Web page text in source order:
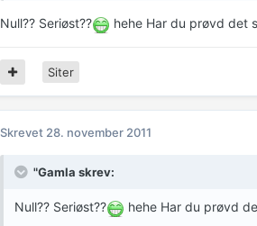
Null?? Seriøst?? hehe Har du prøvd det
Siter
Skrevet 28. november 2011
"Gamla skrev:
Null?? Seriøst?? hehe Har du prøvd